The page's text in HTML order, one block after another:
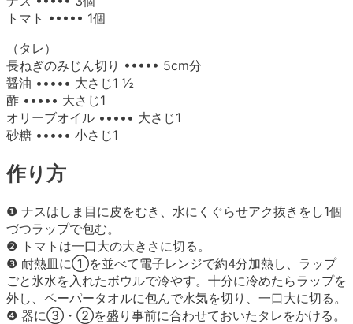
トマト ••••• 1個
（タレ）
長ねぎのみじん切り ••••• 5cm分
醤油 ••••• 大さじ1 ½
酢 ••••• 大さじ1
オリーブオイル ••••• 大さじ1
砂糖 ••••• 小さじ1
作り方
❶ ナスはしま目に皮をむき、水にくぐらせアク抜きをし1個
づつラップで包む。
❷ トマトは一口大の大きさに切る。
❸ 耐熱皿に①を並べて電子レンジで約4分加熱し、ラップ
ごと氷水を入れたボウルで冷やす。十分に冷めたらラップを
外し、ペーパータオルに包んで水気を切り、一口大に切る。
❹ 器に③・②を盛り事前に合わせておいたタレをかける。